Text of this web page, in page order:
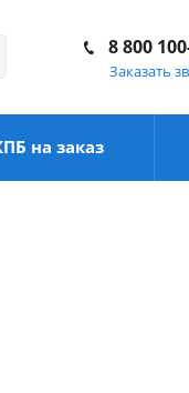
8 800
Заказать
на заказ